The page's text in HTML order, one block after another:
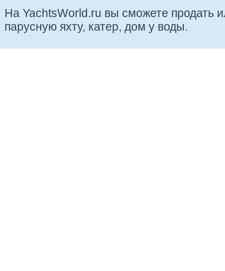
На YachtsWorld.ru вы сможете продать
парусную яхту, катер, дом у воды.